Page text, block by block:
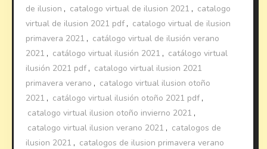
de ilusion , catalogo virtual de ilusion 2021 , catalogo
virtual de ilusion 2021 pdf , catalogo virtual de ilusion
primavera 2021 , catálogo virtual de ilusión verano
2021 , catálogo virtual ilusión 2021 , catálogo virtual
ilusión 2021 pdf , catalogo virtual ilusion 2021
primavera verano , catalogo virtual ilusion otoño
2021 , catálogo virtual ilusión otoño 2021 pdf ,
catalogo virtual ilusion otoño invierno 2021 ,
catalogo virtual ilusion verano 2021 , catalogos de
ilusion 2021 , catalogos de ilusion primavera verano